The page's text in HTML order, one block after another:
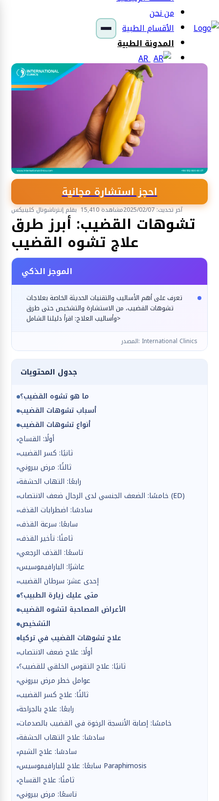
من نحن
الأقسام الطبية
المدونة الطبية
AR
احجز استشارة مجانية
بقلم إنترناشونال كلينيكس 15,410 مشاهدة آخر تحديث: 2025/02/07
تشوهات القضيب: أبرز طرق
علاج تشوه القضيب
الموجز الذكي
تعرف على أهم الأساليب والتقنيات الحديثة الخاصة بعلاجات
تشوهات القضيب، من الاستشارة والتشخيص حتى طرق
وأساليب العلاج: اقرأ دليلنا الشامل>
المصدر: International Clinics
جدول المحتويات
ما هو تشوه القضيب؟
أسباب تشوهات القضيب
أنواع تشوهات القضيب
أولًا: القساح
ثانيًا: كسر القضيب
ثالثًا: مرض بيروني
رابعًا: التهاب الحشفة
خامسًا: الضعف الجنسي لدى الرجال ضعف الانتصاب (ED)
سادسًا: اضطرابات القذف
سابعًا: سرعة القذف
ثامنًا: تأخير القذف
تاسعًا: القذف الرجعي
عاشرًا: البارافيموسيس
إحدى عشر: سرطان القضيب
متى عليك زيارة الطبيب؟
الأعراض المصاحبة لتشوه القضيب
التشخيص
علاج تشوهات القضيب في تركيا
أولًا: علاج ضعف الانتصاب
ثانيًا: علاج التقوس الخلقي للقضيب؟
عوامل خطر مرض بيروني
ثالثًا: علاج كسر القضيب
رابعًا: علاج بالجراحة
خامسًا: إصابة الأنسجة الرخوة في القضيب بالصدمات
سادسًا: علاج التهاب الحشفة
سادسًا: علاج الشبم
سابعًا: علاج للبارافيموسيس Paraphimosis
ثامنًا: علاج القساح
تاسعًا: مرض بيروني